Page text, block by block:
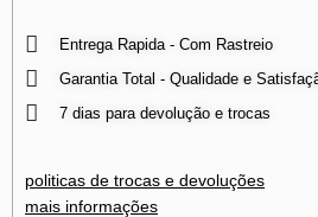
Entrega Rapida - Com Rastreio
Garantia Total - Qualidade e
7 dias para devolução e trocas
politicas de trocas e devoluções
mais informações